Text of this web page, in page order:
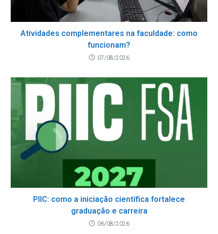
Atividades complementares na faculdade: como
funcionam?
07/08/2026
PIIC: como a iniciação científica fortalece
graduação e carreira
06/08/2026